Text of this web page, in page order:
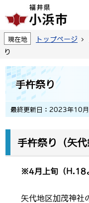
現在地 トップページ
り
手杵祭り
最終更新日：2023年10月
手杵祭り（矢代
※4月上旬（H.18
矢代地区加茂神社